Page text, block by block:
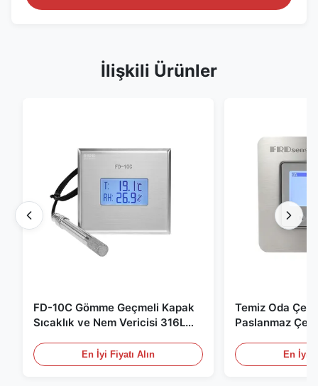
İlişkili Ürünler
FD-10C Gömme Geçmeli Kapak
Sıcaklık ve Nem Vericisi 316L
En İyi Fiyatı Alın
Temiz Oda
Paslanmaz
için
En İyi